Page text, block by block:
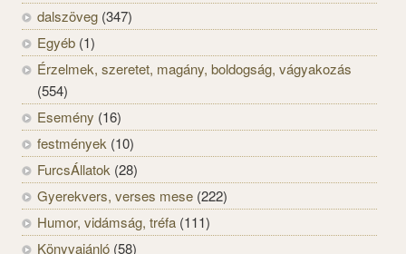
dalszöveg (347)
Egyéb (1)
Érzelmek, szeretet, magány, boldogság, vágyakozás
(554)
Esemény (16)
festmények (10)
FurcsÁllatok (28)
Gyerekvers, verses mese (222)
Humor, vidámság, tréfa (111)
Könyvajánló (58)